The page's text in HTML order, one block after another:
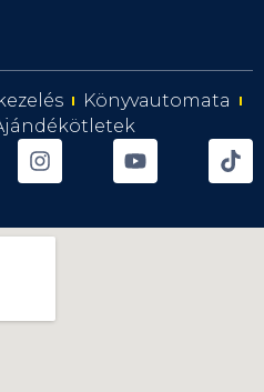
Könyvautomata